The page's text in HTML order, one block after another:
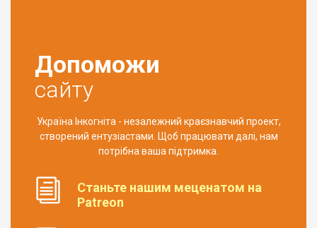
Допоможи
сайту
Україна Інкогніта - незалежний краєзнавчий проект,
створений ентузіастами. Щоб працювати далі, нам
потрібна ваша підтримка.
Станьте нашим меценатом на
Patreon